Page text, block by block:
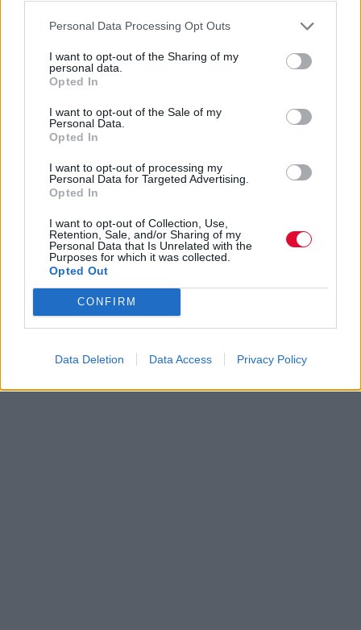
Personal Data Processing Opt Outs
I want to opt-out of the Sharing of my
personal data.
Opted In
I want to opt-out of the Sale of my
Personal Data.
Opted In
I want to opt-out of processing my
Personal Data for Targeted Advertising.
Opted In
I want to opt-out of Collection, Use,
Retention, Sale, and/or Sharing of my
Personal Data that Is Unrelated with the
Purposes for which it was collected.
Opted Out
CONFIRM
Data Deletion Data Access Privacy Policy